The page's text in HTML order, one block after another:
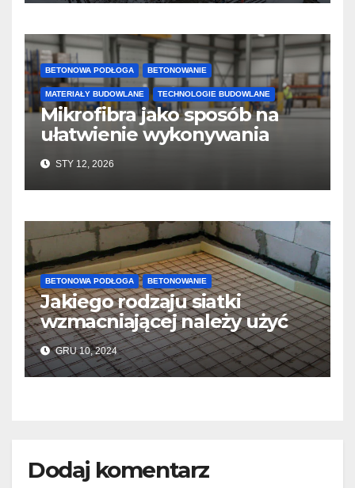
BETONOWA PODŁOGA BETONOWANIE
MATERIAŁY BUDOWLANE TECHNOLOGIE BUDOWLANE
Mikrofibra jako sposób na
ułatwienie wykonywania
posadzek betonowych i
konstrukcji
STY 12, 2026
BETONOWA PODŁOGA BETONOWANIE
Jakiego rodzaju siatki
wzmacniającej należy użyć
do wylewek podłogowych?
GRU 10, 2024
Dodaj komentarz